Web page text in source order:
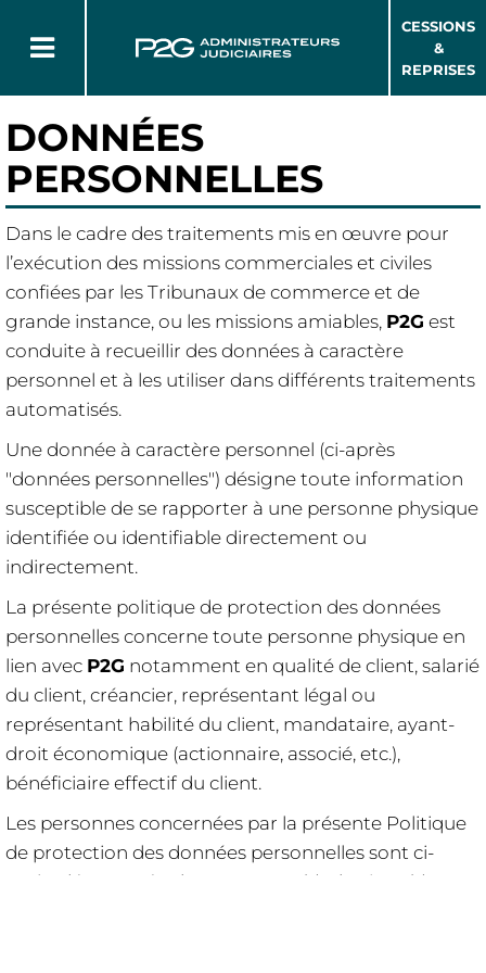
CESSIONS
&
REPRISES
DONNÉES
PERSONNELLES
Dans le cadre des traitements mis en œuvre pour
l’exécution des missions commerciales et civiles
confiées par les Tribunaux de commerce et de
grande instance, ou les missions amiables, P2G est
conduite à recueillir des données à caractère
personnel et à les utiliser dans différents traitements
automatisés.
Une donnée à caractère personnel (ci-après
"données personnelles") désigne toute information
susceptible de se rapporter à une personne physique
identifiée ou identifiable directement ou
indirectement.
La présente politique de protection des données
personnelles concerne toute personne physique en
lien avec P2G notamment en qualité de client, salarié
du client, créancier, représentant légal ou
représentant habilité du client, mandataire, ayant-
droit économique (actionnaire, associé, etc.),
bénéficiaire effectif du client.
Les personnes concernées par la présente Politique
de protection des données personnelles sont ci-
après dénommées les "Personne(s) Physique(s)".